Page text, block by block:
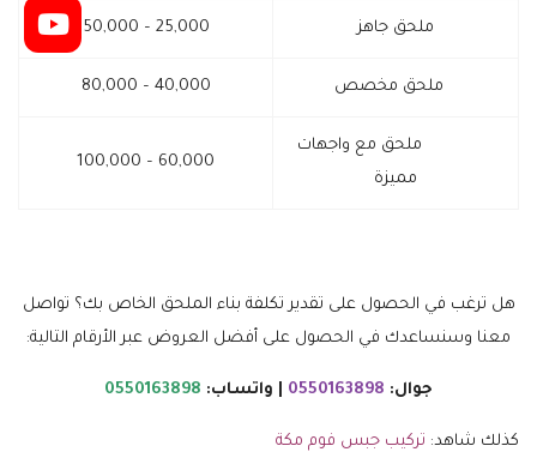
ملحق جاهز 25,000 – 50,000
ملحق مخصص 40,000 – 80,000
ملحق مع واجهات
مميزة
60,000 – 100,000
هل ترغب في الحصول على تقدير تكلفة بناء الملحق الخاص بك؟ تواصل
معنا وسنساعدك في الحصول على أفضل العروض عبر الأرقام التالية:
جوال: 0550163898 | واتساب: 0550163898
كذلك شاهد: تركيب جبس فوم مكة